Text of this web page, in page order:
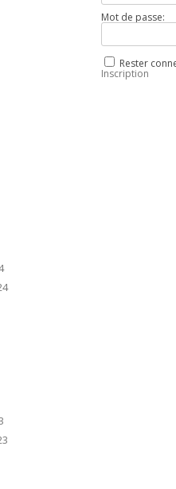
Mot de passe:
Rester
Inscription